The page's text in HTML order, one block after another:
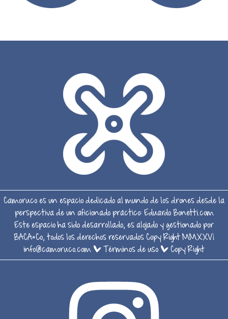
Camoruco es un espacio dedicado al mundo de los drones desde la
perspectiva de un aficionado práctico:Eduardo Bonetti.com
Este espacio ha sido desarrollado, es alojado y gestionado por
BACA&Co, todos los derechos reservados Copy Right MMXXVI
info@camoruco.com |Términos de uso |Copy Right